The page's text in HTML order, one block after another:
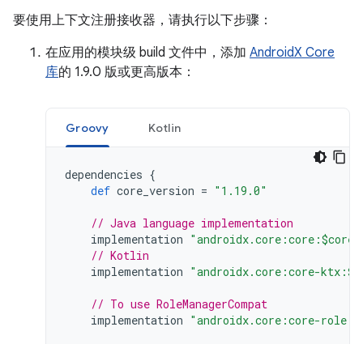
要使用上下文注册接收器，请执行以下步骤：
在应用的模块级 build 文件中，添加 AndroidX Core
库的 1.9.0 版或更高版本：
Groovy Kotlin
dependencies {
def core_version = "1.19.0"
// Java language implementation
implementation
// Kotlin
implementation "androidx.core:core-
// To use RoleManagerCompat
implementation "androidx.core:core-